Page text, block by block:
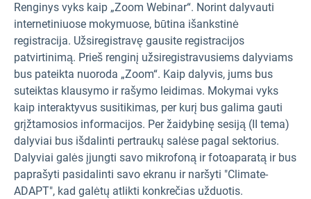
Renginys vyks kaip „Zoom Webinar“. Norint dalyvauti
internetiniuose mokymuose, būtina išankstinė
registracija. Užsiregistravę gausite registracijos
patvirtinimą. Prieš renginį užsiregistravusiems dalyviams
bus pateikta nuoroda „Zoom“. Kaip dalyvis, jums bus
suteiktas klausymo ir rašymo leidimas. Mokymai vyks
kaip interaktyvus susitikimas, per kurį bus galima gauti
grįžtamosios informacijos. Per žaidybinę sesiją (II tema)
dalyviai bus išdalinti pertraukų salėse pagal sektorius.
Dalyviai galės įjungti savo mikrofoną ir fotoaparatą ir bus
paprašyti pasidalinti savo ekranu ir naršyti "Climate-
ADAPT", kad galėtų atlikti konkrečias užduotis.